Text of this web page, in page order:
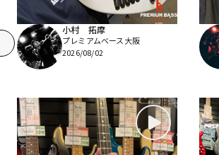
小村 拓摩
プレミアムベース大阪
2026/08/02